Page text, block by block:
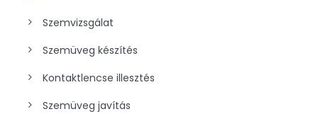
Szemvizsgálat
Szemüveg készítés
Kontaktlencse illesztés
Szemüveg javítás